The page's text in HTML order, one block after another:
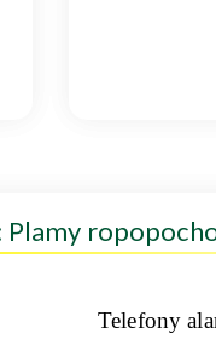
Plamy
Telefony